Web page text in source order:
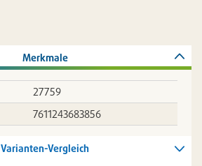
Merkmale
27759
7611243683856
Varianten-Vergleich